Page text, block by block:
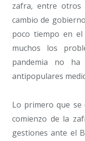
zafra, entre otros
cambio de
poco tiempo en
muchos los
pandemia no
antipopulares
Lo primero que se
comienzo de la
gestiones ante el